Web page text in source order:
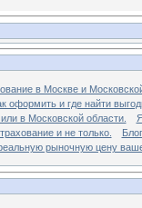
в Москве и
оформить и где найти
в Московской области.
и не только.
Блог
рыночную цену